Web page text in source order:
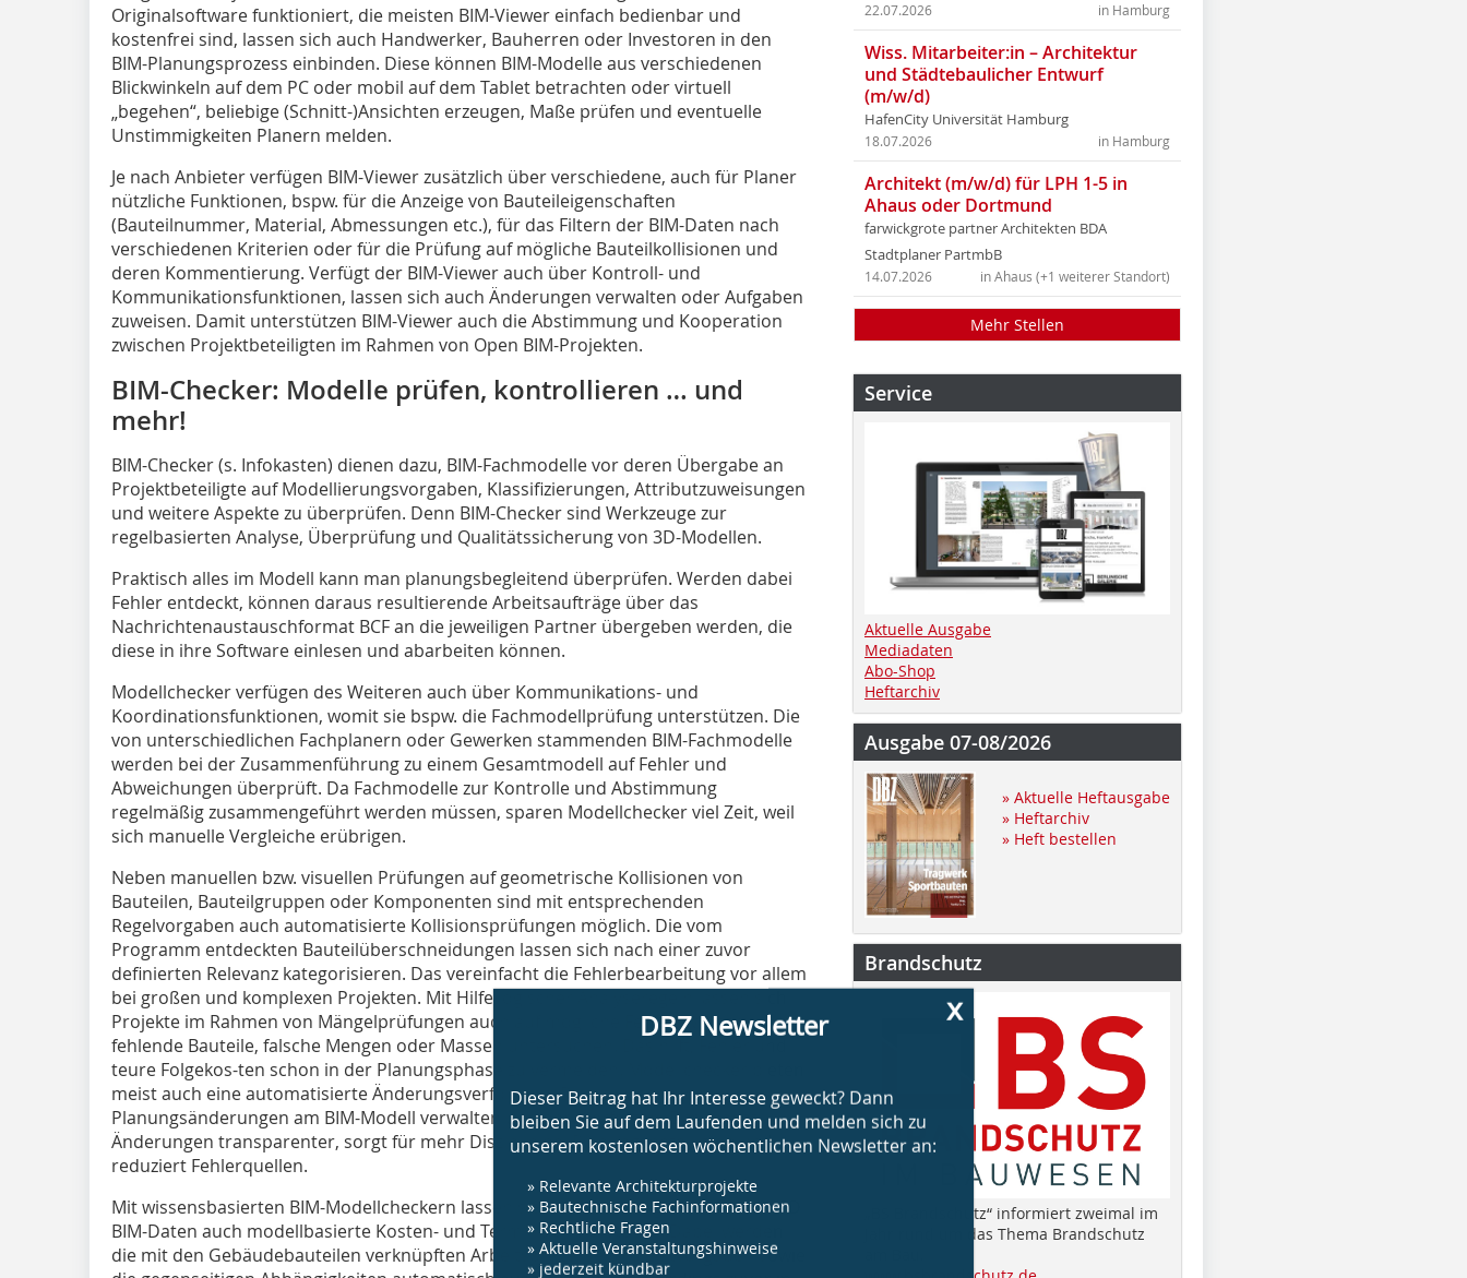
Originalsoftware funktioniert, die meisten BIM-Viewer einfach bedienbar und
kostenfrei sind, lassen sich auch Handwerker, Bauherren oder Investoren in den
BIM-Planungsprozess einbinden. Diese können BIM-Modelle aus verschiedenen
Blickwinkeln auf dem PC oder mobil auf dem Tablet betrachten oder virtuell
„begehen“, beliebige (Schnitt-)Ansichten erzeugen, Maße prüfen und eventuelle
Unstimmigkeiten Planern melden.
Je nach Anbieter verfügen BIM-Viewer zusätzlich über verschiedene, auch für Planer
nützliche Funktionen, bspw. für die Anzeige von Bauteileigenschaften
(Bauteilnummer, Material, Abmessungen etc.), für das Filtern der BIM-Daten nach
verschiedenen Kriterien oder für die Prüfung auf mögliche Bauteilkollisionen und
deren Kommentierung. Verfügt der BIM-Viewer auch über Kontroll- und
Kommunikationsfunktionen, lassen sich auch Änderungen verwalten oder Aufgaben
zuweisen. Damit unterstützen BIM-Viewer auch die Abstimmung und Kooperation
zwischen Projektbeteiligten im Rahmen von Open BIM-Projekten.
BIM-Checker: Modelle prüfen, kontrollieren … und
mehr!
BIM-Checker (s. Infokasten) dienen dazu, BIM-Fachmodelle vor deren Übergabe an
Projektbeteiligte auf Modellierungsvorgaben, Klassifizierungen, Attributzuweisungen
und weitere Aspekte zu überprüfen. Denn BIM-Checker sind Werkzeuge zur
regelbasierten Analyse, Überprüfung und Qualitätssicherung von 3D-Modellen.
Praktisch alles im Modell kann man planungsbegleitend überprüfen. Werden dabei
Fehler entdeckt, können daraus resultierende Arbeitsaufträge über das
Nachrichtenaustauschformat BCF an die jeweiligen Partner übergeben werden, die
diese in ihre Software einlesen und abarbeiten können.
Modellchecker verfügen des Weiteren auch über Kommunikations- und
Koordinationsfunktionen, womit sie bspw. die Fachmodellprüfung unterstützen. Die
von unterschiedlichen Fachplanern oder Gewerken stammenden BIM-Fachmodelle
werden bei der Zusammenführung zu einem Gesamtmodell auf Fehler und
Abweichungen überprüft. Da Fachmodelle zur Kontrolle und Abstimmung
regelmäßig zusammengeführt werden müssen, sparen Modellchecker viel Zeit, weil
sich manuelle Vergleiche erübrigen.
Neben manuellen bzw. visuellen Prüfungen auf geometrische Kollisionen von
Bauteilen, Bauteilgruppen oder Komponenten sind mit entsprechenden
Regelvorgaben auch automatisierte Kollisionsprüfungen möglich. Die vom
Programm entdeckten Bauteilüberschneidungen lassen sich nach einer zuvor
definierten Relevanz kategorisieren. Das vereinfacht die Fehlerbearbeitung vor allem
bei großen und komplexen Projekten. Mit Hilfe logischer Analyseregeln lassen sich
Projekte im Rahmen von Mängelprüfungen auch auf mögliche Fehler, wie etwa
fehlende Bauteile, falsche Mengen oder Massen untersuchen. Das hilft, Fehler und
teure Folgekos-ten schon in der Planungsphase zu vermeiden. Modellchecker bieten
meist auch eine automatisierte Änderungsverfolgung. Damit lassen sich
Planungsänderungen am BIM-Modell verwalten und nachverfolgen. Das macht
Änderungen transparenter, sorgt für mehr Disziplin bei Planungsbeteiligten und
reduziert Fehlerquellen.
Mit wissensbasierten BIM-Modellcheckern lassen sich auf Grundlage von 4D bzw. 5D
BIM-Daten auch modellbasierte Kosten- und Terminpläne erstellen. Dabei werden
die mit den Gebäudebauteilen verknüpften Arbeitsprozesse und Zeitvorgaben sowie
x
DBZ Newsletter
Dieser Beitrag hat Ihr Interesse geweckt? Dann
bleiben Sie auf dem Laufenden und melden sich zu
unserem kostenlosen wöchentlichen Newsletter an:
» Relevante Architekturprojekte
» Bautechnische Fachinformationen
» Rechtliche Fragen
» Aktuelle Veranstaltungshinweise
» jederzeit kündbar
in Hamburg
22.07.2026
Wiss. Mitarbeiter:in – Architektur
und Städtebaulicher Entwurf
(m/w/d)
HafenCity Universität Hamburg
in Hamburg
18.07.2026
Architekt (m/w/d) für LPH 1-5 in
Ahaus oder Dortmund
farwickgrote partner Architekten BDA
Stadtplaner PartmbB
in Ahaus (+1 weiterer Standort)
14.07.2026
Mehr Stellen
Service
Aktuelle Ausgabe
Mediadaten
Abo-Shop
Heftarchiv
Ausgabe 07-08/2026
» Aktuelle Heftausgabe
» Heftarchiv
» Heft bestellen
Brandschutz
„BS Brandschutz“ informiert zweimal im
Jahr rund um das Thema Brandschutz